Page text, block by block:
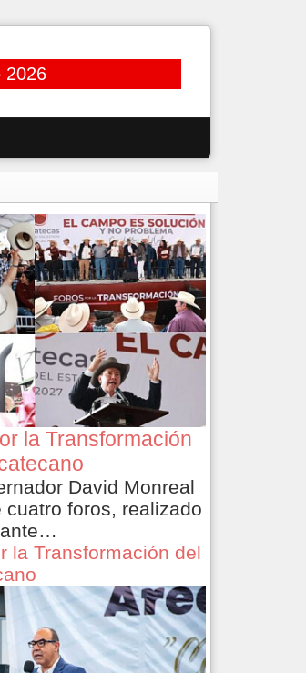
2026
la Transformación
David Monreal
cuatro foros, realizado
la Transformación del